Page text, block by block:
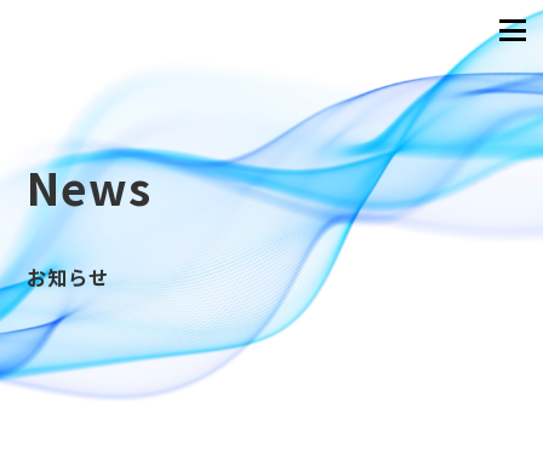
News
お知らせ